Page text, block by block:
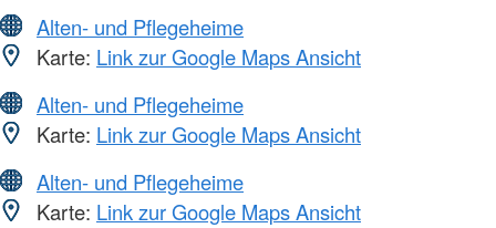
Alten- und Pflegeheime
Karte: Link zur Google Maps Ansicht
Alten- und Pflegeheime
Karte: Link zur Google Maps Ansicht
Alten- und Pflegeheime
Karte: Link zur Google Maps Ansicht